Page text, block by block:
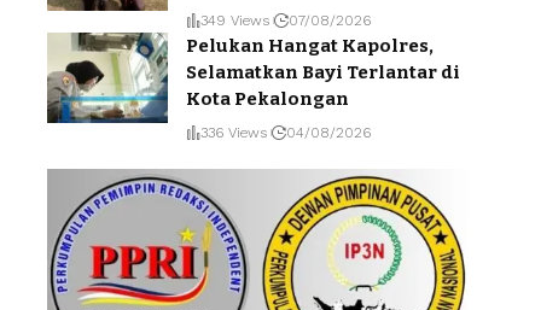
349 Views 07/08/2026
Pelukan Hangat Kapolres,
Selamatkan Bayi Terlantar di
Kota Pekalongan
336 Views 04/08/2026